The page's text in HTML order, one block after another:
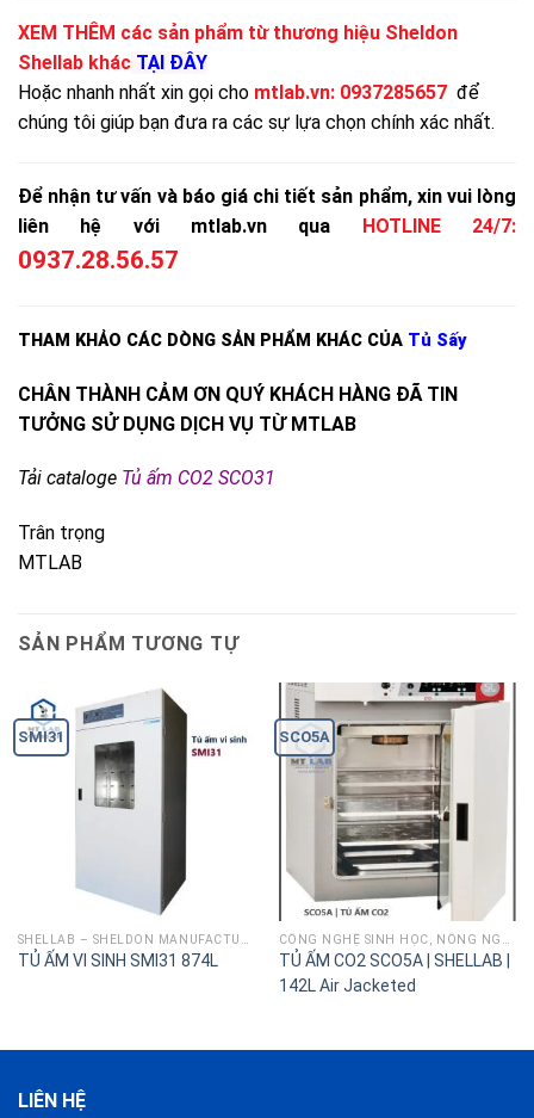
XEM THÊM các sản phẩm từ thương hiệu Sheldon
Shellab khác TẠI ĐÂY
Hoặc nhanh nhất xin gọi cho mtlab.vn: 0937285657 để
chúng tôi giúp bạn đưa ra các sự lựa chọn chính xác nhất.
Để nhận tư vấn và báo giá chi tiết sản phẩm, xin vui lòng
liên hệ với mtlab.vn qua HOTLINE 24/7:
0937.28.56.57
THAM KHẢO CÁC DÒNG SẢN PHẨM KHÁC CỦA Tủ Sấy
CHÂN THÀNH CẢM ƠN QUÝ KHÁCH HÀNG ĐÃ TIN
TƯỞNG SỬ DỤNG DỊCH VỤ TỪ MTLAB
Tải cataloge Tủ ấm CO2 SCO31
Trân trọng
MTLAB
SẢN PHẨM TƯƠNG TỰ
SMI31
TỦ ẤM VI SINH SMI31 874L
SCO5A
TỦ ẤM CO2 SCO5A | SHELLAB |
142L Air Jacketed
LIÊN HỆ